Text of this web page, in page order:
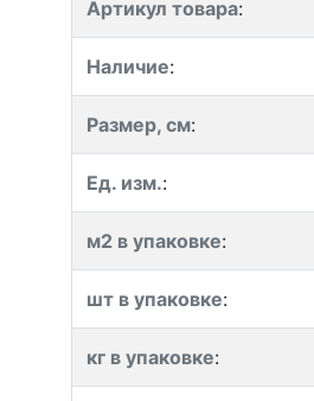
Артикул товара:
Наличие:
Размер, см:
Ед. изм.:
м2 в упаковке:
шт в упаковке:
кг в упаковке: